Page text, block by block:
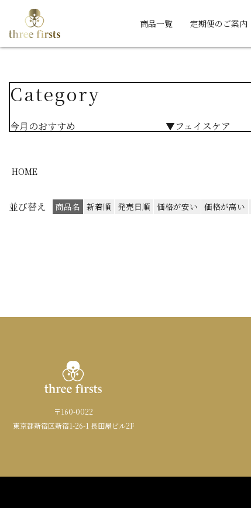
商品一覧 定期便のご案内
Category
今月のおすすめ ▼フェイスケア
HOME
並び替え 商品名 新着順 発売日順 価格が安い 価格が高い
〒160-0022
東京都新宿区新宿1-26-1 長田屋ビル2F